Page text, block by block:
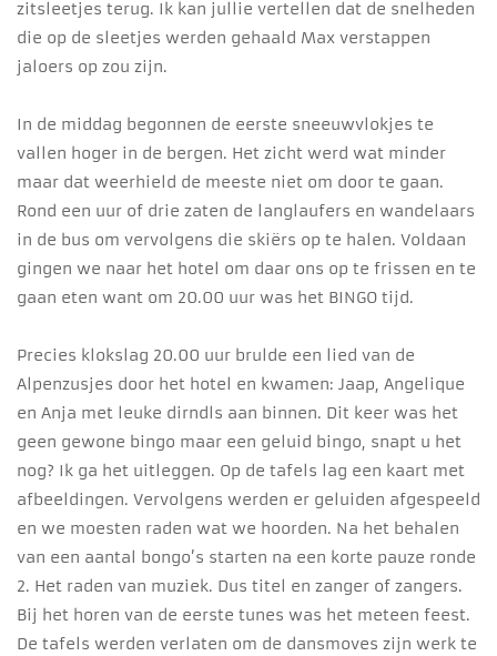
zitsleetjes terug. Ik kan jullie vertellen dat de snelheden
die op de sleetjes werden gehaald Max verstappen
jaloers op zou zijn.
In de middag begonnen de eerste sneeuwvlokjes te
vallen hoger in de bergen. Het zicht werd wat minder
maar dat weerhield de meeste niet om door te gaan.
Rond een uur of drie zaten de langlaufers en wandelaars
in de bus om vervolgens die skiërs op te halen. Voldaan
gingen we naar het hotel om daar ons op te frissen en te
gaan eten want om 20.00 uur was het BINGO tijd.
Precies klokslag 20.00 uur brulde een lied van de
Alpenzusjes door het hotel en kwamen: Jaap, Angelique
en Anja met leuke dirndls aan binnen. Dit keer was het
geen gewone bingo maar een geluid bingo, snapt u het
nog? Ik ga het uitleggen. Op de tafels lag een kaart met
afbeeldingen. Vervolgens werden er geluiden afgespeeld
en we moesten raden wat we hoorden. Na het behalen
van een aantal bongo’s starten na een korte pauze ronde
2. Het raden van muziek. Dus titel en zanger of zangers.
Bij het horen van de eerste tunes was het meteen feest.
De tafels werden verlaten om de dansmoves zijn werk te